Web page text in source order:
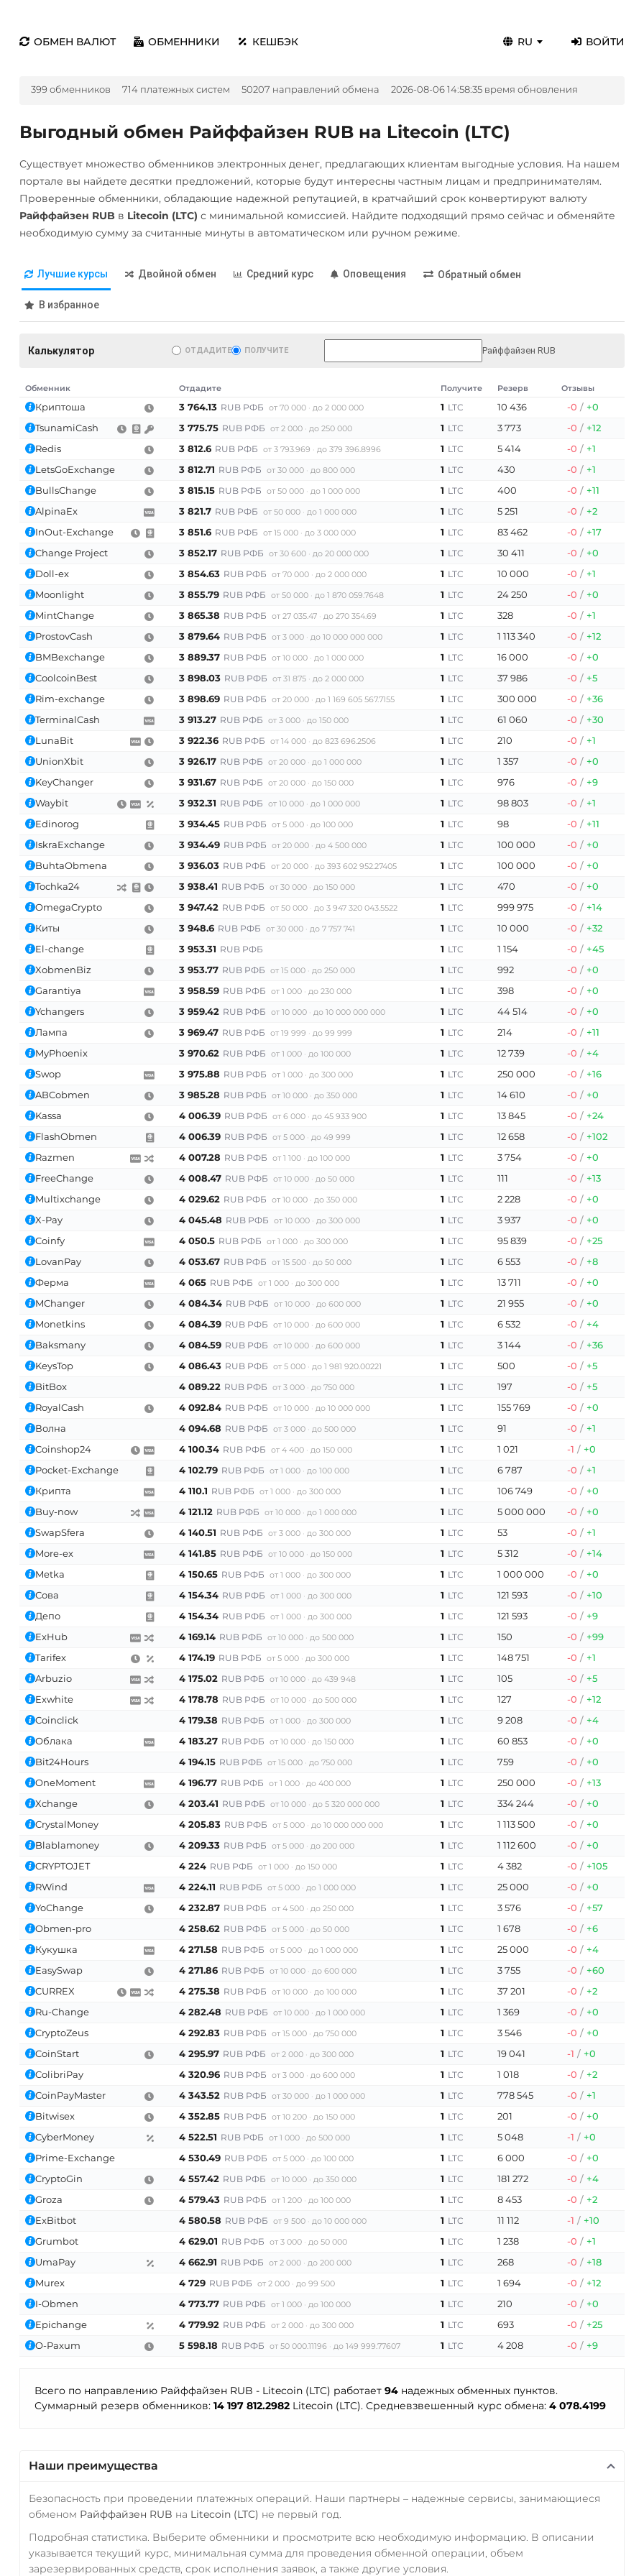
ОБМЕН ВАЛЮТ ОБМЕННИКИ КЕШБЭК RU ВОЙТИ
399 обменников 714 платежных систем 50207 направлений обмена 2026-08-06 14:58:35 время обновления
Выгодный обмен Райффайзен RUB на Litecoin (LTC)
Существует множество обменников электронных денег, предлагающих клиентам выгодные условия. На нашем
портале вы найдете десятки предложений, которые будут интересны частным лицам и предпринимателям.
Проверенные обменники, обладающие надежной репутацией, в кратчайший срок конвертируют валюту
Райффайзен RUB в Litecoin (LTC) с минимальной комиссией. Найдите подходящий прямо сейчас и обменяйте
необходимую сумму за считанные минуты в автоматическом или ручном режиме.
Лучшие курсы Двойной обмен Средний курс Оповещения Обратный обмен
В избранное
Калькулятор ОТДАДИТЕ ПОЛУЧИТЕ Райффайзен RUB
Обменник Отдадите Получите Резерв Отзывы
Криптоша 3 764.13 RUB РФБ от 70 000 до 2 000 000 1 LTC 10 436 -0 / +0
TsunamiCash
3 775.75 RUB РФБ от 2 000 до 250 000 1 LTC 3 773 -0 / +12
Redis
3 812.6 RUB РФБ от 3 793.969 до 379 396.8996 1 LTC 5 414 -0 / +1
LetsGoExchange
3 812.71 RUB РФБ от 30 000 до 800 000 1 LTC 430 -0 / +1
BullsChange
3 815.15 RUB РФБ от 50 000 до 1 000 000 1 LTC 400 -0 / +11
AlpinaEx
3 821.7 RUB РФБ от 50 000 до 1 000 000 1 LTC 5 251 -0 / +2
InOut-Exchange
3 851.6 RUB РФБ от 15 000 до 3 000 000 1 LTC 83 462 -0 / +17
Change Project
3 852.17 RUB РФБ от 30 600 до 20 000 000 1 LTC 30 411 -0 / +0
Doll-ex
3 854.63 RUB РФБ от 70 000 до 2 000 000 1 LTC 10 000 -0 / +1
Moonlight
3 855.79 RUB РФБ от 50 000 до 1 870 059.7648 1 LTC 24 250 -0 / +0
MintChange
3 865.38 RUB РФБ от 27 035.47 до 270 354.69 1 LTC 328 -0 / +1
ProstovCash
3 879.64 RUB РФБ от 3 000 до 10 000 000 000 1 LTC 1 113 340 -0 / +12
BMBexchange
3 889.37 RUB РФБ от 10 000 до 1 000 000 1 LTC 16 000 -0 / +0
CoolcoinBest
3 898.03 RUB РФБ от 31 875 до 2 000 000 1 LTC 37 986 -0 / +5
Rim-exchange
3 898.69 RUB РФБ от 20 000 до 1 169 605 567.7155 1 LTC 300 000 -0 / +36
TerminalCash
3 913.27 RUB РФБ от 3 000 до 150 000 1 LTC 61 060 -0 / +30
LunaBit
3 922.36 RUB РФБ от 14 000 до 823 696.2506 1 LTC 210 -0 / +1
UnionXbit
3 926.17 RUB РФБ от 20 000 до 1 000 000 1 LTC 1 357 -0 / +0
KeyChanger
3 931.67 RUB РФБ от 20 000 до 150 000 1 LTC 976 -0 / +9
Waybit
3 932.31 RUB РФБ от 10 000 до 1 000 000 1 LTC 98 803 -0 / +1
Edinorog
3 934.45 RUB РФБ от 5 000 до 100 000 1 LTC 98 -0 / +11
IskraExchange
3 934.49 RUB РФБ от 20 000 до 4 500 000 1 LTC 100 000 -0 / +0
BuhtaObmena
3 936.03 RUB РФБ от 20 000 до 393 602 952.27405 1 LTC 100 000 -0 / +0
Tochka24
3 938.41 RUB РФБ от 30 000 до 150 000 1 LTC 470 -0 / +0
OmegaCrypto
3 947.42 RUB РФБ от 50 000 до 3 947 320 043.5522 1 LTC 999 975 -0 / +14
Киты
3 948.6 RUB РФБ от 30 000 до 7 757 741 1 LTC 10 000 -0 / +32
El-change
3 953.31 RUB РФБ 1 LTC 1 154 -0 / +45
XobmenBiz
3 953.77 RUB РФБ от 15 000 до 250 000 1 LTC 992 -0 / +0
Garantiya
3 958.59 RUB РФБ от 1 000 до 230 000 1 LTC 398 -0 / +0
Ychangers
3 959.42 RUB РФБ от 10 000 до 10 000 000 000 1 LTC 44 514 -0 / +0
Лампа
3 969.47 RUB РФБ от 19 999 до 99 999 1 LTC 214 -0 / +11
MyPhoenix
3 970.62 RUB РФБ от 1 000 до 100 000 1 LTC 12 739 -0 / +4
Swop
3 975.88 RUB РФБ от 1 000 до 300 000 1 LTC 250 000 -0 / +16
ABCobmen
3 985.28 RUB РФБ от 10 000 до 350 000 1 LTC 14 610 -0 / +0
Kassa
4 006.39 RUB РФБ от 6 000 до 45 933 900 1 LTC 13 845 -0 / +24
FlashObmen
4 006.39 RUB РФБ от 5 000 до 49 999 1 LTC 12 658 -0 / +102
Razmen
4 007.28 RUB РФБ от 1 100 до 100 000 1 LTC 3 754 -0 / +0
FreeChange
4 008.47 RUB РФБ от 10 000 до 50 000 1 LTC 111 -0 / +13
Multixchange
4 029.62 RUB РФБ от 10 000 до 350 000 1 LTC 2 228 -0 / +0
X-Pay
4 045.48 RUB РФБ от 10 000 до 300 000 1 LTC 3 937 -0 / +0
Coinfy
4 050.5 RUB РФБ от 1 000 до 300 000 1 LTC 95 839 -0 / +25
LovanPay
4 053.67 RUB РФБ от 15 500 до 50 000 1 LTC 6 553 -0 / +8
Ферма
4 065 RUB РФБ от 1 000 до 300 000 1 LTC 13 711 -0 / +0
MChanger
4 084.34 RUB РФБ от 10 000 до 600 000 1 LTC 21 955 -0 / +0
Monetkins
4 084.39 RUB РФБ от 10 000 до 600 000 1 LTC 6 532 -0 / +4
Baksmany
4 084.59 RUB РФБ от 10 000 до 600 000 1 LTC 3 144 -0 / +36
KeysTop
4 086.43 RUB РФБ от 5 000 до 1 981 920.00221 1 LTC 500 -0 / +5
BitBox
4 089.22 RUB РФБ от 3 000 до 750 000 1 LTC 197 -0 / +5
RoyalCash
4 092.84 RUB РФБ от 10 000 до 10 000 000 1 LTC 155 769 -0 / +0
Волна
4 094.68 RUB РФБ от 3 000 до 500 000 1 LTC 91 -0 / +1
Coinshop24
4 100.34 RUB РФБ от 4 400 до 150 000 1 LTC 1 021 -1 / +0
Pocket-Exchange
4 102.79 RUB РФБ от 1 000 до 100 000 1 LTC 6 787 -0 / +1
Крипта
4 110.1 RUB РФБ от 1 000 до 300 000 1 LTC 106 749 -0 / +0
Buy-now
4 121.12 RUB РФБ от 10 000 до 1 000 000 1 LTC 5 000 000 -0 / +0
SwapSfera
4 140.51 RUB РФБ от 3 000 до 300 000 1 LTC 53 -0 / +1
More-ex
4 141.85 RUB РФБ от 10 000 до 150 000 1 LTC 5 312 -0 / +14
Metka
4 150.65 RUB РФБ от 1 000 до 300 000 1 LTC 1 000 000 -0 / +0
Сова
4 154.34 RUB РФБ от 1 000 до 300 000 1 LTC 121 593 -0 / +10
Депо
4 154.34 RUB РФБ от 1 000 до 300 000 1 LTC 121 593 -0 / +9
ExHub
4 169.14 RUB РФБ от 10 000 до 500 000 1 LTC 150 -0 / +99
Tarifex
4 174.19 RUB РФБ от 5 000 до 300 000 1 LTC 148 751 -0 / +1
Arbuzio
4 175.02 RUB РФБ от 10 000 до 439 948 1 LTC 105 -0 / +5
Exwhite
4 178.78 RUB РФБ от 10 000 до 500 000 1 LTC 127 -0 / +12
Coinclick
4 179.38 RUB РФБ от 1 000 до 300 000 1 LTC 9 208 -0 / +4
Облака
4 183.27 RUB РФБ от 10 000 до 150 000 1 LTC 60 853 -0 / +0
Bit24Hours
4 194.15 RUB РФБ от 15 000 до 750 000 1 LTC 759 -0 / +0
OneMoment
4 196.77 RUB РФБ от 1 000 до 400 000 1 LTC 250 000 -0 / +13
Xchange
4 203.41 RUB РФБ от 10 000 до 5 320 000 000 1 LTC 334 244 -0 / +0
CrystalMoney
4 205.83 RUB РФБ от 5 000 до 10 000 000 000 1 LTC 1 113 500 -0 / +0
Blablamoney
4 209.33 RUB РФБ от 5 000 до 200 000 1 LTC 1 112 600 -0 / +0
CRYPTOJET
4 224 RUB РФБ от 1 000 до 150 000 1 LTC 4 382 -0 / +105
RWind
4 224.11 RUB РФБ от 5 000 до 1 000 000 1 LTC 25 000 -0 / +0
YoChange
4 232.87 RUB РФБ от 4 500 до 250 000 1 LTC 3 576 -0 / +57
Obmen-pro
4 258.62 RUB РФБ от 5 000 до 50 000 1 LTC 1 678 -0 / +6
Кукушка
4 271.58 RUB РФБ от 5 000 до 1 000 000 1 LTC 25 000 -0 / +4
EasySwap
4 271.86 RUB РФБ от 10 000 до 600 000 1 LTC 3 755 -0 / +60
CURREX
4 275.38 RUB РФБ от 10 000 до 100 000 1 LTC 37 201 -0 / +2
Ru-Change
4 282.48 RUB РФБ от 10 000 до 1 000 000 1 LTC 1 369 -0 / +0
CryptoZeus
4 292.83 RUB РФБ от 15 000 до 750 000 1 LTC 3 546 -0 / +0
CoinStart
4 295.97 RUB РФБ от 2 000 до 300 000 1 LTC 19 041 -1 / +0
ColibriPay
4 320.96 RUB РФБ от 3 000 до 600 000 1 LTC 1 018 -0 / +2
CoinPayMaster
4 343.52 RUB РФБ от 30 000 до 1 000 000 1 LTC 778 545 -0 / +1
Bitwisex
4 352.85 RUB РФБ от 10 200 до 150 000 1 LTC 201 -0 / +0
CyberMoney
4 522.51 RUB РФБ от 1 000 до 500 000 1 LTC 5 048 -1 / +0
Prime-Exchange
4 530.49 RUB РФБ от 5 000 до 100 000 1 LTC 6 000 -0 / +0
CryptoGin
4 557.42 RUB РФБ от 10 000 до 350 000 1 LTC 181 272 -0 / +4
Groza
4 579.43 RUB РФБ от 1 200 до 100 000 1 LTC 8 453 -0 / +2
ExBitbot
4 580.58 RUB РФБ от 9 500 до 10 000 000 1 LTC 11 112 -1 / +10
Grumbot
4 629.01 RUB РФБ от 3 000 до 50 000 1 LTC 1 238 -0 / +1
UmaPay
4 662.91 RUB РФБ от 2 000 до 200 000 1 LTC 268 -0 / +18
Murex
4 729 RUB РФБ от 2 000 до 99 500 1 LTC 1 694 -0 / +12
I-Obmen
4 773.77 RUB РФБ от 1 000 до 100 000 1 LTC 210 -0 / +0
Epichange
4 779.92 RUB РФБ от 2 000 до 300 000 1 LTC 693 -0 / +25
O-Paxum
5 598.18 RUB РФБ от 50 000.11196 до 149 999.77607 1 LTC 4 208 -0 / +9
Всего по направлению Райффайзен RUB - Litecoin (LTC) работает 94надежных обменных пунктов.
Суммарный резерв обменников: 14 197 812.2982Litecoin (LTC). Средневзвешенный курс обмена: 4 078.4199
Наши преимущества
Безопасность при проведении платежных операций. Наши партнеры – надежные сервисы, занимающиеся
обменом Райффайзен RUB на Litecoin (LTC) не первый год.
Подробная статистика. Выберите обменники и просмотрите всю необходимую информацию. В описании
указывается текущий курс, минимальная сумма для проведения обменной операции, объем
зарезервированных средств, срок исполнения заявок, а также другие условия.